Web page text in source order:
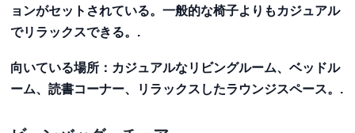
ョンがセットされている。一般的な椅子よりもカジュアル
でリラックスできる。.
向いている場所 ：カジュアルなリビングルーム、ベッドル
ーム、読書コーナー、リラックスしたラウンジスペース。.